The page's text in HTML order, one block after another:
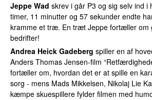
Jeppe Wad skrev i går P3 og sig selv ind i
timer, 11 minutter og 57 sekunder endte
kramme et træ. En træt Jeppe fortæller om
bedrifter!
Andrea Heick Gadeberg spiller en af
Anders Thomas Jensen-film
fortæller om, hvordan det er at spille en
sorg - mens Mads Mikkelsen, Nikolaj Lie
kæmpe skuespillere fylder filmen med